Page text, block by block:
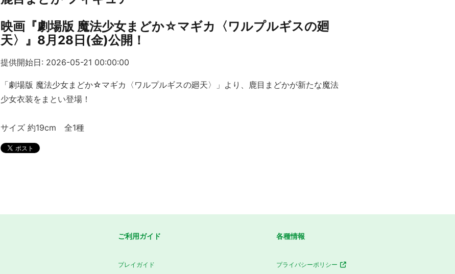
映画『劇場版 魔法少女まどか☆マギカ〈ワルプルギスの廻
天〉』8月28日(金)公開！
提供開始日: 2026-05-21 00:00:00
「劇場版 魔法少女まどか☆マギカ〈ワルプルギスの廻天〉」より、鹿目まどかが新たな魔法
少女衣装をまとい登場！
サイズ 約19cm 全1種
ご利用ガイド
プレイガイド
各種情報
プライバシーポリシー